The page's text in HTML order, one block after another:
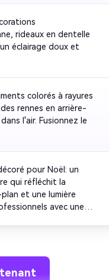
rideaux en dentelle
éclairage doux et
colorés à rayures
rennes en arrière-
l'air. Fusionnez le
pour Noël: un
qui réfléchit la
et une lumière
avec une